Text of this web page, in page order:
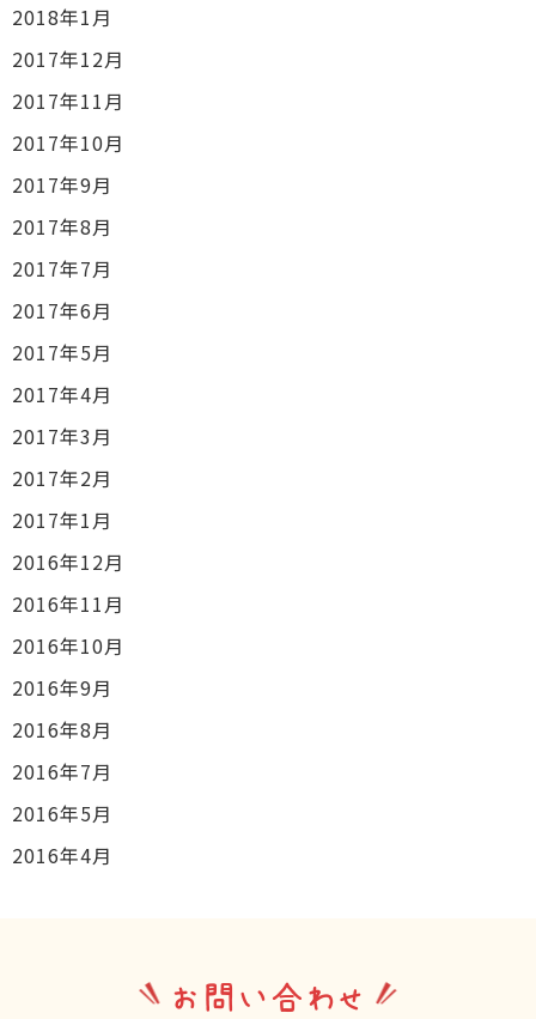
2018年1月
2017年12月
2017年11月
2017年10月
2017年9月
2017年8月
2017年7月
2017年6月
2017年5月
2017年4月
2017年3月
2017年2月
2017年1月
2016年12月
2016年11月
2016年10月
2016年9月
2016年8月
2016年7月
2016年5月
2016年4月
お問い合わせ